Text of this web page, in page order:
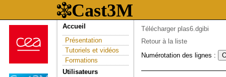
Accueil
Présentation
Tutoriels et vidéos
Formations
Utilisateurs
Télécharger plas6.dgibi
Retour à la liste
Numérotation des lignes :